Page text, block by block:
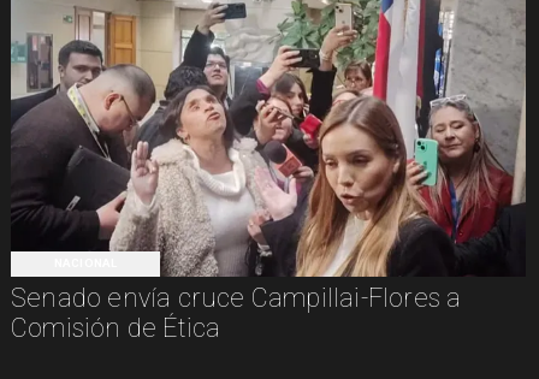
Senado envía cruce Campillai-Flores a
Comisión de Ética